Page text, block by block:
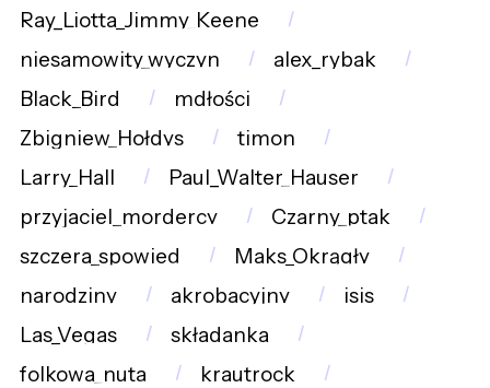
Ray_Liotta_Jimmy_Keene
niesamowity_wyczyn
alex_rybak
Black_Bird
mdłości
Zbigniew_Hołdys
timon
Larry_Hall
Paul_Walter_Hauser
przyjaciel_mordercy
Czarny_ptak
szczera_spowied
Maks_Okrągły
narodziny
akrobacyjny
isis
Las_Vegas
składanka
folkowa_nuta
krautrock